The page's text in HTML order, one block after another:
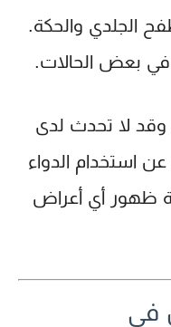
الجلدي والحكة.
في بعض الحالات.
وقد لا تحدث لدى
استخدام الدواء
ظهور أي أعراض
في